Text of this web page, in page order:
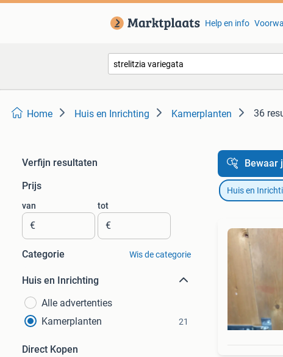
Help en info
Home Huis en Inrichting Kamerplanten 36
Verfijn resultaten
Prijs
van
€
tot
€
Categorie Wis de categorie
Huis en Inrichting
Alle advertenties
Kamerplanten
21
Direct Kopen
Bewaar
Huis en